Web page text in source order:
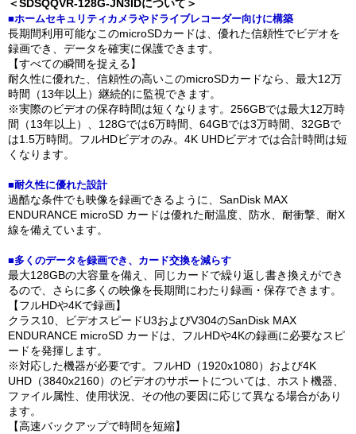
＜SDSQQVR-128G-JN3IDについて＞
■ホームセキュリティカメラやドライブレコーダー向けに構築
長期間利用可能なこのmicroSDカードは、優れた信頼性でビデオを
録画でき、データを確実に保護できます。
【すべての瞬間を捉える】
耐久性に優れた、信頼性の高いこのmicroSDカードなら、最大12万
時間（13年以上）継続的に監視できます。
※実際のビデオの保存時間は短くなります。256GBでは最大12万時
間（13年以上）、128Gでは6万時間、64GBでは3万時間、32GBで
は1.5万時間。フルHDビデオのみ。4K UHDビデオでは合計時間は短
くなります。
■耐久性に優れた設計
過酷な条件でも映像を録画できるように、SanDisk MAX
ENDURANCE microSD カードは優れた耐温度、防水、耐衝撃、耐X
線を備えています。
■多くのデータを録画でき、カード交換を減らす
最大128GBの大容量を備え、同じカードで繰り返し書き換えができ
るので、さらに多くの映像を長期間にわたり録画・保存できます。
【フルHDや4Kで録画】
クラス10、ビデオスピードU3およびV304のSanDisk MAX
ENDURANCE microSD カードは、フルHDや4Kの録画に必要なスピ
ードを発揮します。
※対応した機器が必要です。フルHD（1920x1080）および4K
UHD（3840x2160）のビデオのサポートについては、ホスト機器、
ファイル属性、使用状況、その他の要因に応じて異なる場合があり
ます。
【高速バックアップで時間を短縮】